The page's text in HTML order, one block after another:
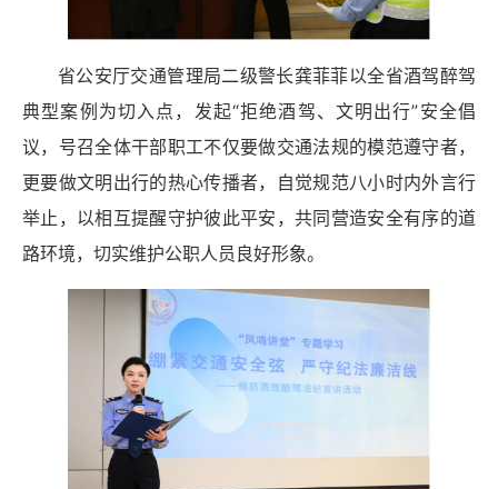
省公安厅交通管理局二级警长龚菲菲以全省酒驾醉驾
典型案例为切入点，发起“拒绝酒驾、文明出行”安全倡
议，号召全体干部职工不仅要做交通法规的模范遵守者，
更要做文明出行的热心传播者，自觉规范八小时内外言行
举止，以相互提醒守护彼此平安，共同营造安全有序的道
路环境，切实维护公职人员良好形象。